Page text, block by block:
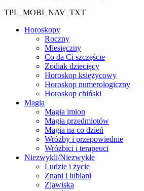
TPL_MOBI_NAV_TXT
Horoskopy
Roczny
Miesięczny
Co da Ci szczęście
Zodiak dziecięcy
Horoskop księżycowy
Horoskop numerologiczny
Horoskop chiński
Magia
Magia imion
Magia przedmiotów
Magia na co dzień
Wróżby i przepowiednie
Wróżbici i terapeuci
Niezwykli/Niezwykłe
Ludzie i życie
Znani i lubiani
Zjawiska